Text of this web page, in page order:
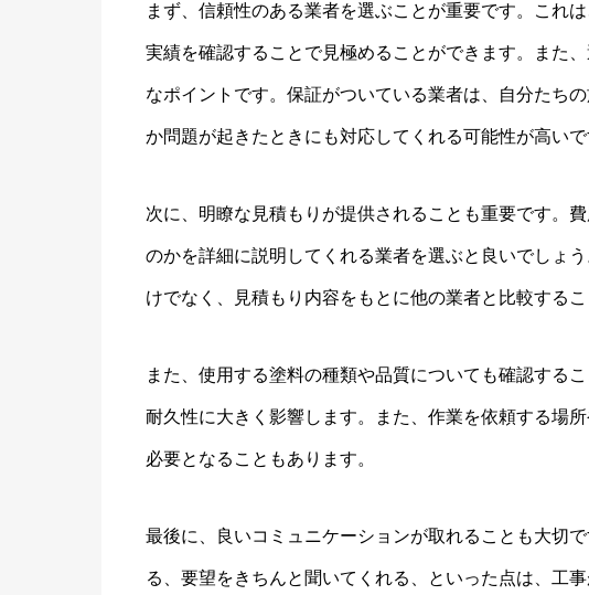
まず、信頼性のある業者を選ぶことが重要です。これ
実績を確認することで見極めることができます。また
なポイントです。保証がついている業者は、自分たち
か問題が起きたときにも対応してくれる可能性が高いで
次に、明瞭な見積もりが提供されることも重要です。
のかを詳細に説明してくれる業者を選ぶと良いでしょ
けでなく、見積もり内容をもとに他の業者と比較するこ
また、使用する塗料の種類や品質についても確認する
耐久性に大きく影響します。また、作業を依頼する場
必要となることもあります。
最後に、良いコミュニケーションが取れることも大切
る、要望をきちんと聞いてくれる、といった点は、工